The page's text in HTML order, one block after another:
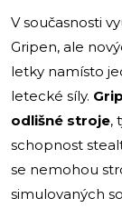
V současnosti
Gripen, ale
letky namísto
letecké síly.
odlišné stroje,
schopnost
se nemohou
simulovaných